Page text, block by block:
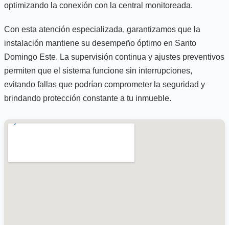
optimizando la conexión con la central monitoreada.
Con esta atención especializada, garantizamos que la
instalación mantiene su desempeño óptimo en Santo
Domingo Este. La supervisión continua y ajustes preventivos
permiten que el sistema funcione sin interrupciones,
evitando fallas que podrían comprometer la seguridad y
brindando protección constante a tu inmueble.